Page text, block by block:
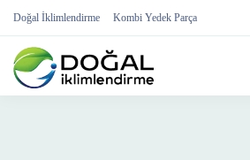
Doğal İklimlendirme Kombi Yedek Parça